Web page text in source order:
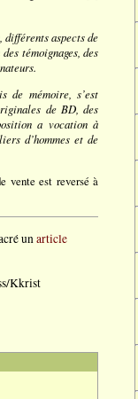
différents aspects de
témoignages, des
de mémoire, s’est
de BD, des
a vocation à
d’hommes et de
vente est reversé à
unarticle
Kkrist